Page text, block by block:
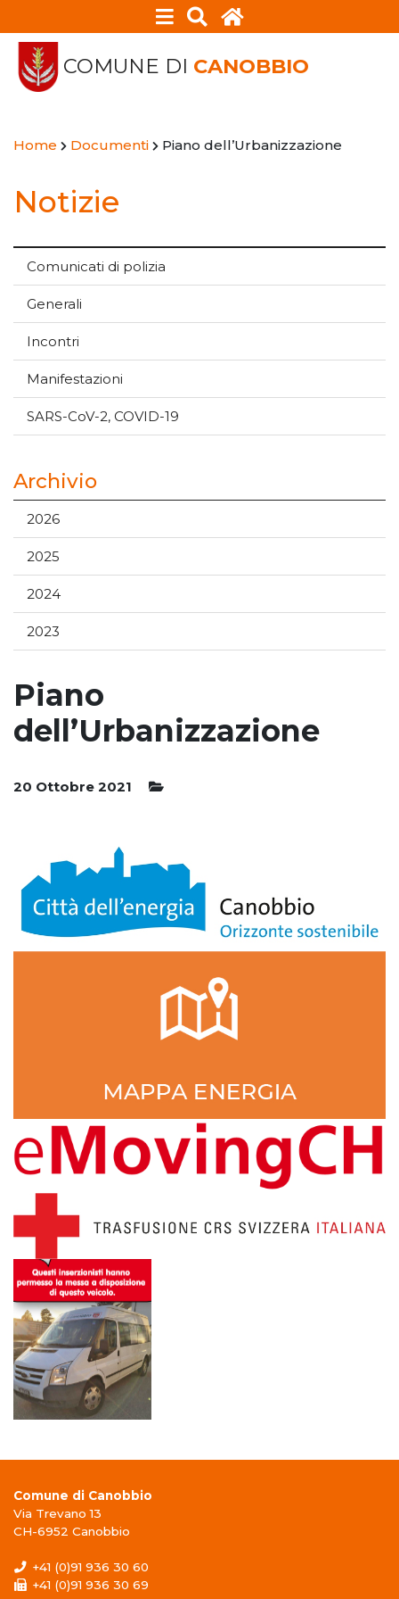
COMUNE DI CANOBBIO
Home Documenti Piano dell’Urbanizzazione
Notizie
Comunicati di polizia
Generali
Incontri
Manifestazioni
SARS-CoV-2, COVID-19
Archivio
2026
2025
2024
2023
Piano
dell’Urbanizzazione
20 Ottobre 2021
Comune di Canobbio
Via Trevano 13
CH-6952 Canobbio
+41 (0)91 936 30 60
+41 (0)91 936 30 69